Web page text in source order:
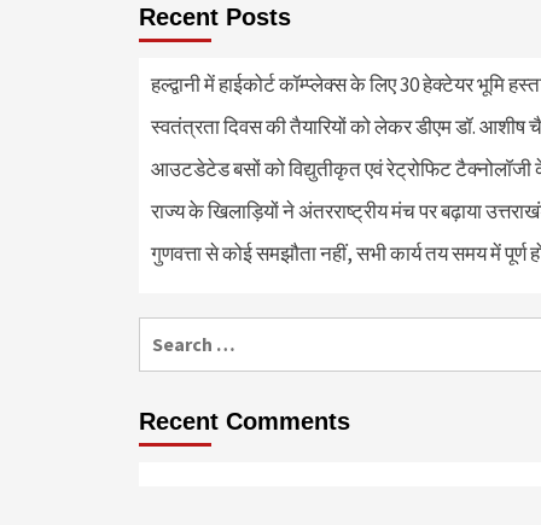
Recent Posts
हल्द्वानी में हाईकोर्ट कॉम्प्लेक्स के लिए 30 हेक्टेयर भूमि
स्वतंत्रता दिवस की तैयारियों को लेकर डीएम डॉ. आशीष
आउटडेटेड बसों को विद्युतीकृत एवं रेट्रोफिट टैक्नोलाॅजी
राज्य के खिलाड़ियों ने अंतरराष्ट्रीय मंच पर बढ़ाया
गुणवत्ता से कोई समझौता नहीं, सभी कार्य तय समय में पूर्ण
for:
Recent Comments